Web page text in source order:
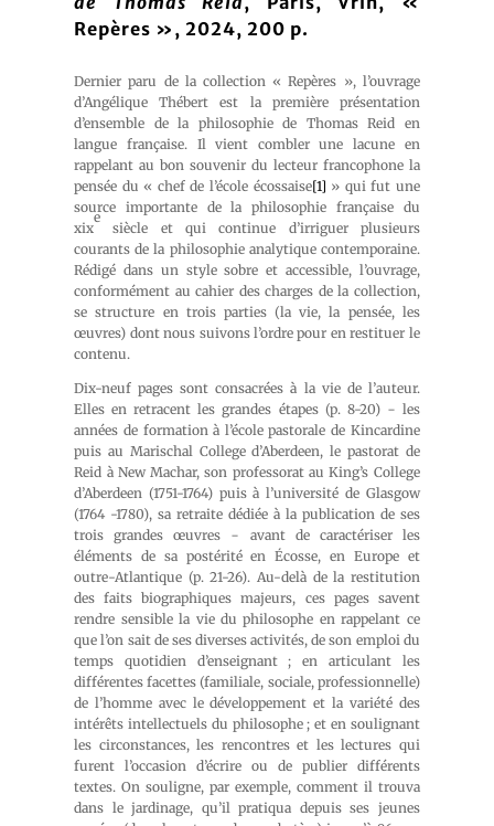
Repères », 2024, 200 p.
Dernier paru de la collection « Repères », l’ouvrage
d’Angélique Thébert est la première présentation
d’ensemble de la philosophie de Thomas Reid en
langue française. Il vient combler une lacune en
rappelant au bon souvenir du lecteur francophone la
pensée du « chef de l’école écossaise[1] » qui fut une
source importante de la philosophie française du
xix
e
siècle et qui continue d’irriguer plusieurs
courants de la philosophie analytique contemporaine.
Rédigé dans un style sobre et accessible, l’ouvrage,
conformément au cahier des charges de la collection,
se structure en trois parties (la vie, la pensée, les
œuvres) dont nous suivons l’ordre pour en restituer le
contenu.
Dix-neuf pages sont consacrées à la vie de l’auteur.
Elles en retracent les grandes étapes (p. 8-20) − les
années de formation à l’école pastorale de Kincardine
puis au Marischal College d’Aberdeen, le pastorat de
Reid à New Machar, son professorat au King’s College
d’Aberdeen (1751-1764) puis à l’université de Glasgow
(1764 -1780), sa retraite dédiée à la publication de ses
trois grandes œuvres − avant de caractériser les
éléments de sa postérité en Écosse, en Europe et
outre-Atlantique (p. 21-26). Au-delà de la restitution
des faits biographiques majeurs, ces pages savent
rendre sensible la vie du philosophe en rappelant ce
que l’on sait de ses diverses activités, de son emploi du
temps quotidien d’enseignant ; en articulant les
différentes facettes (familiale, sociale, professionnelle)
de l’homme avec le développement et la variété des
intérêts intellectuels du philosophe ; et en soulignant
les circonstances, les rencontres et les lectures qui
furent l’occasion d’écrire ou de publier différents
textes. On souligne, par exemple, comment il trouva
dans le jardinage, qu’il pratiqua depuis ses jeunes